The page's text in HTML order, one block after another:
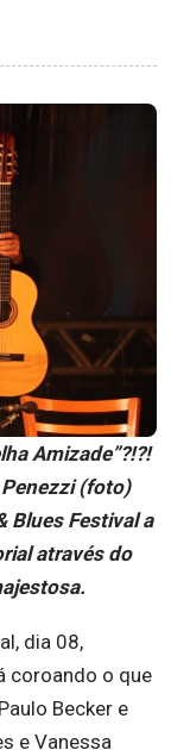
Amizade”?!?!
(foto)
Blues Festival a
através do
dia 08,
coroando o que
Becker e
e Vanessa